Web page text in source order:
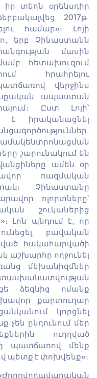
տեղն օրենսդիր
2017թ.
համար»։ Լոյի
երբ Չինաստանն
մասին
հետախուզում
հրահրելու
վերջինս
ապաստան
Ըստ Լոյի՝
է իրականացնել
շարունակում են
ամեն օր
ռազմական
Չինաստանը
ոլորտները՝
շուկաներից
Լոն պնդում է, որ
բավական
հակահարվածի
ողջունել
մեխանիզմներ
ձեզնից ոմանք
քարտուղար
կորցնել
չեն ընդունում մեր
ուղղված
պատճառով մենք
պետք է փոխվենք»։